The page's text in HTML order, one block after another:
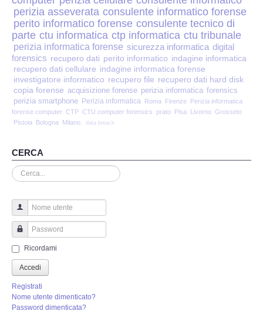
Perizia Cyber Bullismo
Incarichi CTU e CTP
Perizia Centralini PBX e VOIP
Perizia Estimo
Perizia Documento informatico
Perizia Cloud
Perizia E-mail
Perizia Truffa Banca e Online
Perizia Dash Cam
Perizia software spia
Perizia Controllo lavoratori
perizia asseverata consulente informatico forense
perito informatico forense consulente tecnico di
parte ctu informatica ctp informatica ctu tribunale
perizia informatica forense sicurezza informatica digital
forensics recupero dati perito informatico indagine informatica
recupero dati cellulare indagine informatica forense
investigatore informatico recupero file recupero dati hard disk
copia forense acquisizione forense perizia informatica forensics
perizia smartphone Perizia informatica Roma Firenze Perizia informatica
forense computer CTP CTU computer forensics prato Pisa Livorno Grosseto
Pistoia
Bologna Milano. data breach
CERCA
Cerca...
Nome utente
Password
Ricordami
Accedi
Registrati
Nome utente dimenticato?
Password dimenticata?